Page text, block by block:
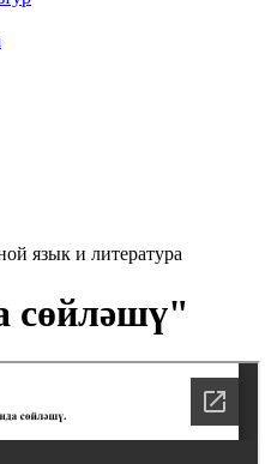
язык и литература
сөйләшү"